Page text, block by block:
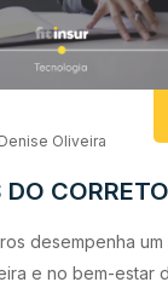
Denise Oliveira
DO
desempenha
e no bem-estar